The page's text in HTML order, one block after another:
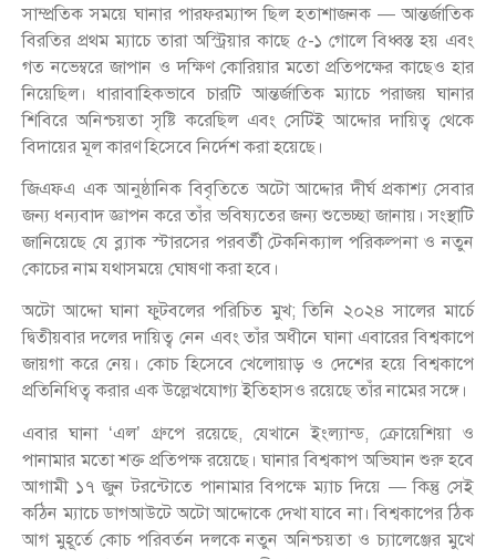
সাম্প্রতিক সময়ে ঘানার পারফরম্যান্স ছিল হতাশাজনক — আন্তর্জাতিক
বিরতির প্রথম ম্যাচে তারা অস্ট্রিয়ার কাছে ৫-১ গোলে বিধ্বস্ত হয় এবং
গত নভেম্বরে জাপান ও দক্ষিণ কোরিয়ার মতো প্রতিপক্ষের কাছেও হার
নিয়েছিল। ধারাবাহিকভাবে চারটি আন্তর্জাতিক ম্যাচে পরাজয় ঘানার
শিবিরে অনিশ্চয়তা সৃষ্টি করেছিল এবং সেটিই আদ্দোর দায়িত্ব থেকে
বিদায়ের মূল কারণ হিসেবে নির্দেশ করা হয়েছে।
জিএফএ এক আনুষ্ঠানিক বিবৃতিতে অটো আদ্দোর দীর্ঘ প্রকাশ্য সেবার
জন্য ধন্যবাদ জ্ঞাপন করে তাঁর ভবিষ্যতের জন্য শুভেচ্ছা জানায়। সংস্থাটি
জানিয়েছে যে ব্ল্যাক স্টারসের পরবর্তী টেকনিক্যাল পরিকল্পনা ও নতুন
কোচের নাম যথাসময়ে ঘোষণা করা হবে।
অটো আদ্দো ঘানা ফুটবলের পরিচিত মুখ; তিনি ২০২৪ সালের মার্চে
দ্বিতীয়বার দলের দায়িত্ব নেন এবং তাঁর অধীনে ঘানা এবারের বিশ্বকাপে
জায়গা করে নেয়। কোচ হিসেবে খেলোয়াড় ও দেশের হয়ে বিশ্বকাপে
প্রতিনিধিত্ব করার এক উল্লেখযোগ্য ইতিহাসও রয়েছে তাঁর নামের সঙ্গে।
এবার ঘানা ‘এল’ গ্রুপে রয়েছে, যেখানে ইংল্যান্ড, ক্রোয়েশিয়া ও
পানামার মতো শক্ত প্রতিপক্ষ রয়েছে। ঘানার বিশ্বকাপ অভিযান শুরু হবে
আগামী ১৭ জুন টরন্টোতে পানামার বিপক্ষে ম্যাচ দিয়ে — কিন্তু সেই
কঠিন ম্যাচে ডাগআউটে অটো আদ্দোকে দেখা যাবে না। বিশ্বকাপের ঠিক
আগ মুহূর্তে কোচ পরিবর্তন দলকে নতুন অনিশ্চয়তা ও চ্যালেঞ্জের মুখে